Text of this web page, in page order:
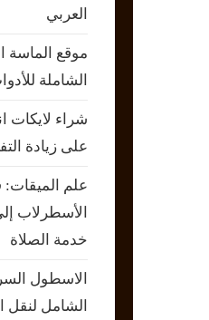
العربي
موقع الماسة
الشاملة
شراء لايكات
على زيادة
علم
الأسطرلاب
خدمة الصلاة
الاسطول
الشامل لنقل